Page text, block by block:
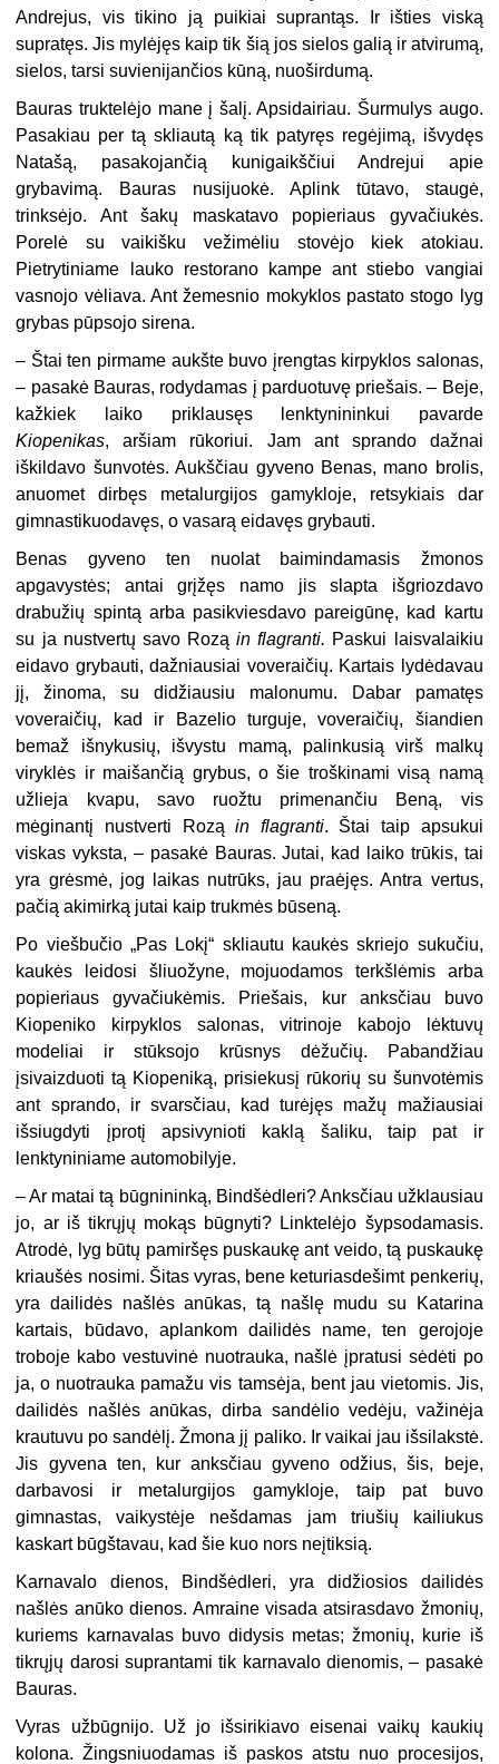
Andrejus, vis tikino ją puikiai suprantąs. Ir išties viską
supratęs. Jis mylėjęs kaip tik šią jos sielos galią ir atvirumą,
sielos, tarsi suvienijančios kūną, nuoširdumą.
Bauras truktelėjo mane į šalį. Apsidairiau. Šurmulys augo.
Pasakiau per tą skliautą ką tik patyręs regėjimą, išvydęs
Natašą, pasakojančią kunigaikščiui Andrejui apie
grybavimą. Bauras nusijuokė. Aplink tūtavo, staugė,
trinksėjo. Ant šakų maskatavo popieriaus gyvačiukės.
Porelė su vaikišku vežimėliu stovėjo kiek atokiau.
Pietrytiniame lauko restorano kampe ant stiebo vangiai
vasnojo vėliava. Ant žemesnio mokyklos pastato stogo lyg
grybas pūpsojo sirena.
– Štai ten pirmame aukšte buvo įrengtas kirpyklos salonas,
– pasakė Bauras, rodydamas į parduotuvę priešais. – Beje,
kažkiek laiko priklausęs lenktynininkui pavarde
Kiopenikas, aršiam rūkoriui. Jam ant sprando dažnai
iškildavo šunvotės. Aukščiau gyveno Benas, mano brolis,
anuomet dirbęs metalurgijos gamykloje, retsykiais dar
gimnastikuodavęs, o vasarą eidavęs grybauti.
Benas gyveno ten nuolat baimindamasis žmonos
apgavystės; antai grįžęs namo jis slapta išgriozdavo
drabužių spintą arba pasikviesdavo pareigūnę, kad kartu
su ja nustvertų savo Roząin flagranti. Paskui laisvalaikiu
eidavo grybauti, dažniausiai voveraičių. Kartais lydėdavau
jį, žinoma, su didžiausiu malonumu. Dabar pamatęs
voveraičių, kad ir Bazelio turguje, voveraičių, šiandien
bemaž išnykusių, išvystu mamą, palinkusią virš malkų
viryklės ir maišančią grybus, o šie troškinami visą namą
užlieja kvapu, savo ruožtu primenančiu Beną, vis
mėginantį nustverti Roząin flagranti. Štai taip apsukui
viskas vyksta, – pasakė Bauras. Jutai, kad laiko trūkis, tai
yra grėsmė, jog laikas nutrūks, jau praėjęs. Antra vertus,
pačią akimirką jutai kaip trukmės būseną.
Po viešbučio „Pas Lokį“ skliautu kaukės skriejo sukučiu,
kaukės leidosi šliuožyne, mojuodamos terkšlėmis arba
popieriaus gyvačiukėmis. Priešais, kur anksčiau buvo
Kiopeniko kirpyklos salonas, vitrinoje kabojo lėktuvų
modeliai ir stūksojo krūsnys dėžučių. Pabandžiau
įsivaizduoti tą Kiopeniką, prisiekusį rūkorių su šunvotėmis
ant sprando, ir svarsčiau, kad turėjęs mažų mažiausiai
išsiugdyti įprotį apsivynioti kaklą šaliku, taip pat ir
lenktyniniame automobilyje.
– Ar matai tą būgnininką, Bindšėdleri? Anksčiau užklausiau
jo, ar iš tikrųjų mokąs būgnyti? Linktelėjo šypsodamasis.
Atrodė, lyg būtų pamiršęs puskaukę ant veido, tą puskaukę
kriaušės nosimi. Šitas vyras, bene keturiasdešimt penkerių,
yra dailidės našlės anūkas, tą našlę mudu su Katarina
kartais, būdavo, aplankom dailidės name, ten gerojoje
troboje kabo vestuvinė nuotrauka, našlė įpratusi sėdėti po
ja, o nuotrauka pamažu vis tamsėja, bent jau vietomis. Jis,
dailidės našlės anūkas, dirba sandėlio vedėju, važinėja
krautuvu po sandėlį. Žmona jį paliko. Ir vaikai jau išsilakstė.
Jis gyvena ten, kur anksčiau gyveno odžius, šis, beje,
darbavosi ir metalurgijos gamykloje, taip pat buvo
gimnastas, vaikystėje nešdamas jam triušių kailiukus
kaskart būgštavau, kad šie kuo nors neįtiksią.
Karnavalo dienos, Bindšėdleri, yra didžiosios dailidės
našlės anūko dienos. Amraine visada atsirasdavo žmonių,
kuriems karnavalas buvo didysis metas; žmonių, kurie iš
tikrųjų darosi suprantami tik karnavalo dienomis, – pasakė
Bauras.
Vyras užbūgnijo. Už jo išsirikiavo eisenai vaikų kaukių
kolona. Žingsniuodamas iš paskos atstu nuo procesijos,